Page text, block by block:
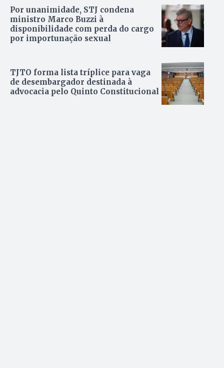
Por unanimidade, STJ condena
ministro Marco Buzzi à
disponibilidade com perda do cargo
por importunação sexual
TJTO forma lista tríplice para vaga
de desembargador destinada à
advocacia pelo Quinto Constitucional